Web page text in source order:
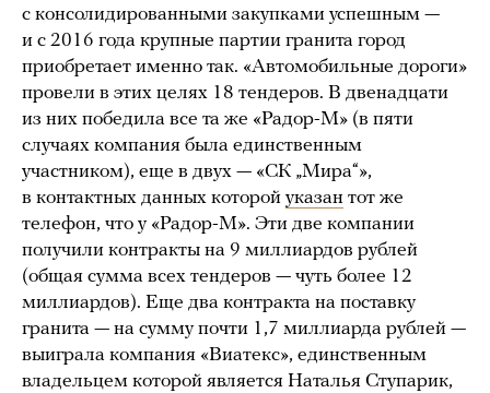
с консолидированными закупками успешным —
и с 2016 года крупные партии гранита город
приобретает именно так. «Автомобильные дороги»
провели в этих целях 18 тендеров. В двенадцати
из них победила все та же «Радор-М» (в пяти
случаях компания была единственным
участником), еще в двух — «СК „Мира“»,
в контактных данных которой указан тот же
телефон, что у «Радор-М». Эти две компании
получили контракты на 9 миллиардов рублей
(общая сумма всех тендеров — чуть более 12
миллиардов). Еще два контракта на поставку
гранита — на сумму почти 1,7 миллиарда рублей —
выиграла компания «Виатекс», единственным
владельцем которой является Наталья Ступарик,